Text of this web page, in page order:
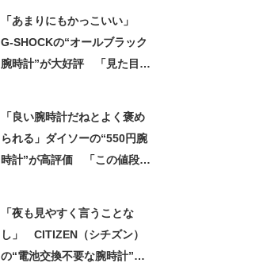
「あまりにもかっこいい」
G-SHOCKの“オールブラック
腕時計”が大好評 「見た目以
「良い腕時計だねとよく褒め
られる」ダイソーの“550円腕
時計”が高評価 「この値段に
「夜も見やすく言うことな
し」 CITIZEN（シチズン）
の“電池交換不要な腕時計”が